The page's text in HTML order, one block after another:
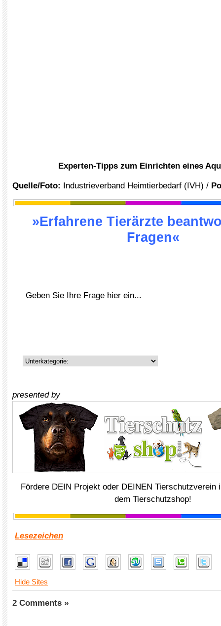
Experten-Tipps zum Einrichten eines
Quelle/Foto: Industrieverband Heimtierbedarf (IVH) /
»Erfahrene Tierärzte
Fragen«
presented by
Fördere DEIN Projekt oder DEINEN Tierschutzverein
dem Tierschutzshop!
Lesezeichen
Hide Sites
2 Comments »